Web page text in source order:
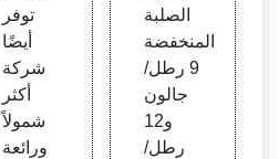
توفر
أيضًا
شركة
أكثر
شمولاً
ورائعة
الصلبة
المنخفضة
9 رطل/
جالون
و12
رطل/